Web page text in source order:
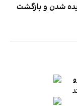
شدن و بازگشت